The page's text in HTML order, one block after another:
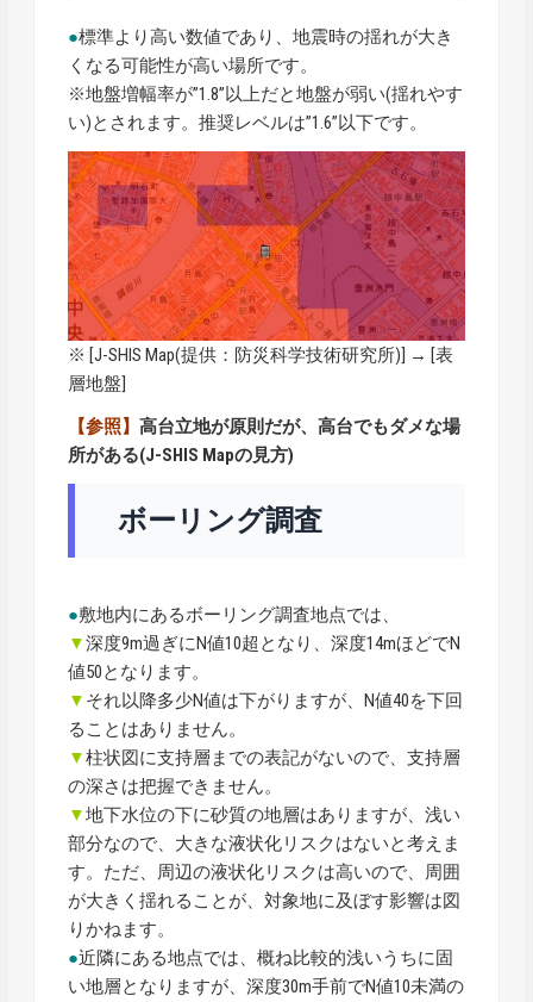
●標準より高い数値であり、地震時の揺れが大き
くなる可能性が高い場所です。
※地盤増幅率が”1.8”以上だと地盤が弱い(揺れやす
い)とされます。推奨レベルは”1.6”以下です。
※ [J-SHIS Map(提供：防災科学技術研究所)] → [表
層地盤]
【参照】高台立地が原則だが、高台でもダメな場
所がある(J-SHIS Mapの見方)
ボーリング調査
●敷地内にあるボーリング調査地点では、
▼深度9m過ぎにN値10超となり、深度14mほどでN
値50となります。
▼ それ以降多少N値は下がりますが、N値40を下回
ることはありません。
▼柱状図に支持層までの表記がないので、支持層
の深さは把握できません。
▼地下水位の下に砂質の地層はありますが、浅い
部分なので、大きな液状化リスクはないと考えま
す。ただ、周辺の液状化リスクは高いので、周囲
が大きく揺れることが、対象地に及ぼす影響は図
りかねます。
●近隣にある地点では、概ね比較的浅いうちに固
い地層となりますが、深度30m手前でN値10未満の